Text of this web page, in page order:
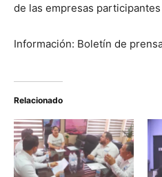
de las empresas
Información: Boletín de
Relacionado